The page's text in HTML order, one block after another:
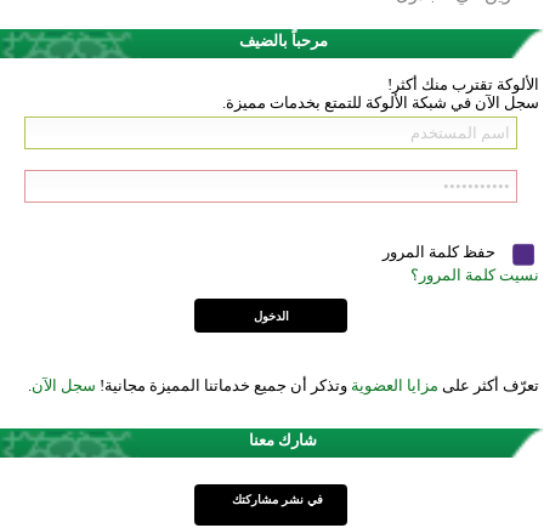
مرحباً بالضيف
الألوكة تقترب منك أكثر!
سجل الآن في شبكة الألوكة للتمتع بخدمات مميزة.
حفظ كلمة المرور
نسيت كلمة المرور؟
تعرّف أكثر على مزايا العضوية وتذكر أن جميع خدماتنا المميزة مجانية! سجل الآن.
شارك معنا
في نشر مشاركتك